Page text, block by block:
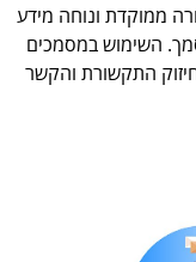
ממוקדת ונוחה מידע
השימוש במסמכים
התקשורת והקשר